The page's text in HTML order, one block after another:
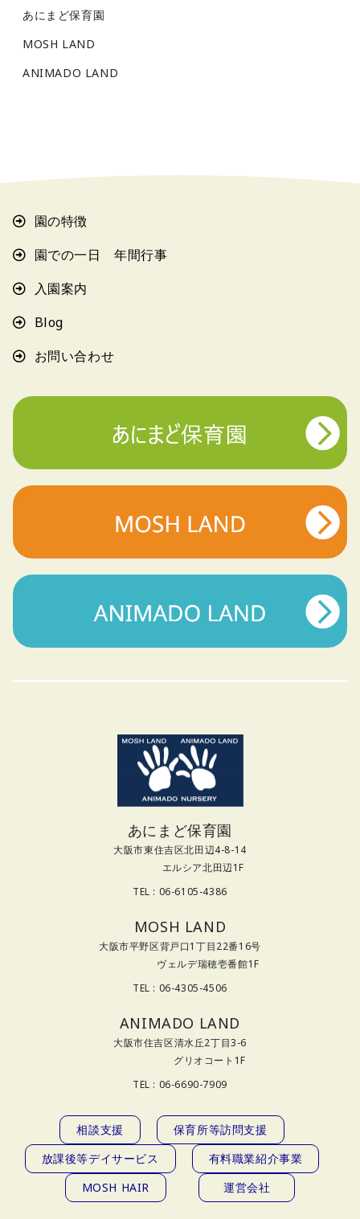
あにまど保育園
MOSH LAND
ANIMADO LAND
園の特徴
園での一日 年間行事
入園案内
Blog
お問い合わせ
あにまど保育園
大阪市東住吉区北田辺4-8-14
エルシア北田辺1F
TEL : 06-6105-4386
MOSH LAND
大阪市平野区背戸口1丁目22番16号
ヴェルデ瑞穂壱番館1F
TEL : 06-4305-4506
ANIMADO LAND
大阪市住吉区清水丘2丁目3-6
グリオコート1F
TEL : 06-6690-7909
相談支援
保育所等訪問支援
放課後等デイサービス
有料職業紹介事業
MOSH HAIR
運営会社